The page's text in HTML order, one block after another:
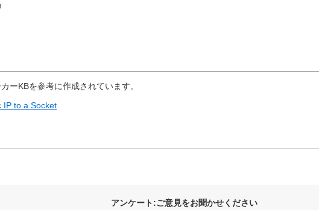
ーKBを参考に作成されています。
IP to a Socket
アンケート:ご意見をお聞かせください